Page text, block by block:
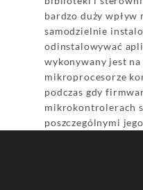
bardzo duży wpływ
samodzielnie
odinstalowywać
wykonywany jest na
mikroprocesorze
podczas gdy
mikrokontrolerach
poszczególnymi